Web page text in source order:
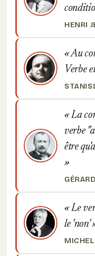
HENRI
Au
Verbe
La
verbe
être
Le
le 'non'